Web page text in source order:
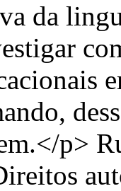
da
p>